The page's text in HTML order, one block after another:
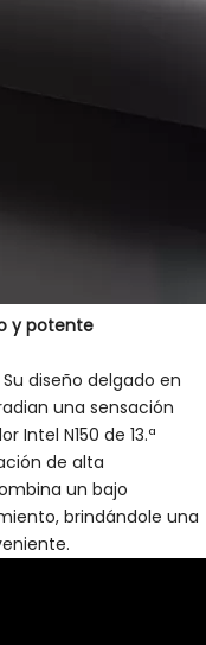
y potente
diseño delgado en
una sensación
Intel N150 de 13.ª
de alta
un bajo
brindándole una